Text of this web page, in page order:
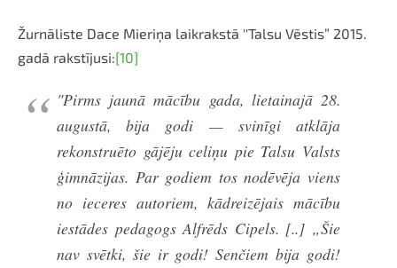
Žurnāliste Dace Mieriņa laikrakstā ''Talsu Vēstis” 2015.
gadā rakstījusi:[10]
"Pirms jaunā mācību gada, lietainajā 28.
augustā, bija godi — svinīgi atklāja
rekonstruēto gājēju celiņu pie Talsu Valsts
ģimnāzijas. Par godiem tos nodēvēja viens
no ieceres autoriem, kādreizējais mācību
iestādes pedagogs Alfrēds Cipels. [..] „Šie
nav svētki, šie ir godi! Senčiem bija godi!